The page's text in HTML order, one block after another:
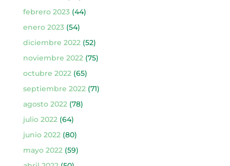
febrero 2023(44)
enero 2023(54)
diciembre 2022(52)
noviembre 2022(75)
octubre 2022(65)
septiembre 2022(71)
agosto 2022(78)
julio 2022(64)
junio 2022(80)
mayo 2022(59)